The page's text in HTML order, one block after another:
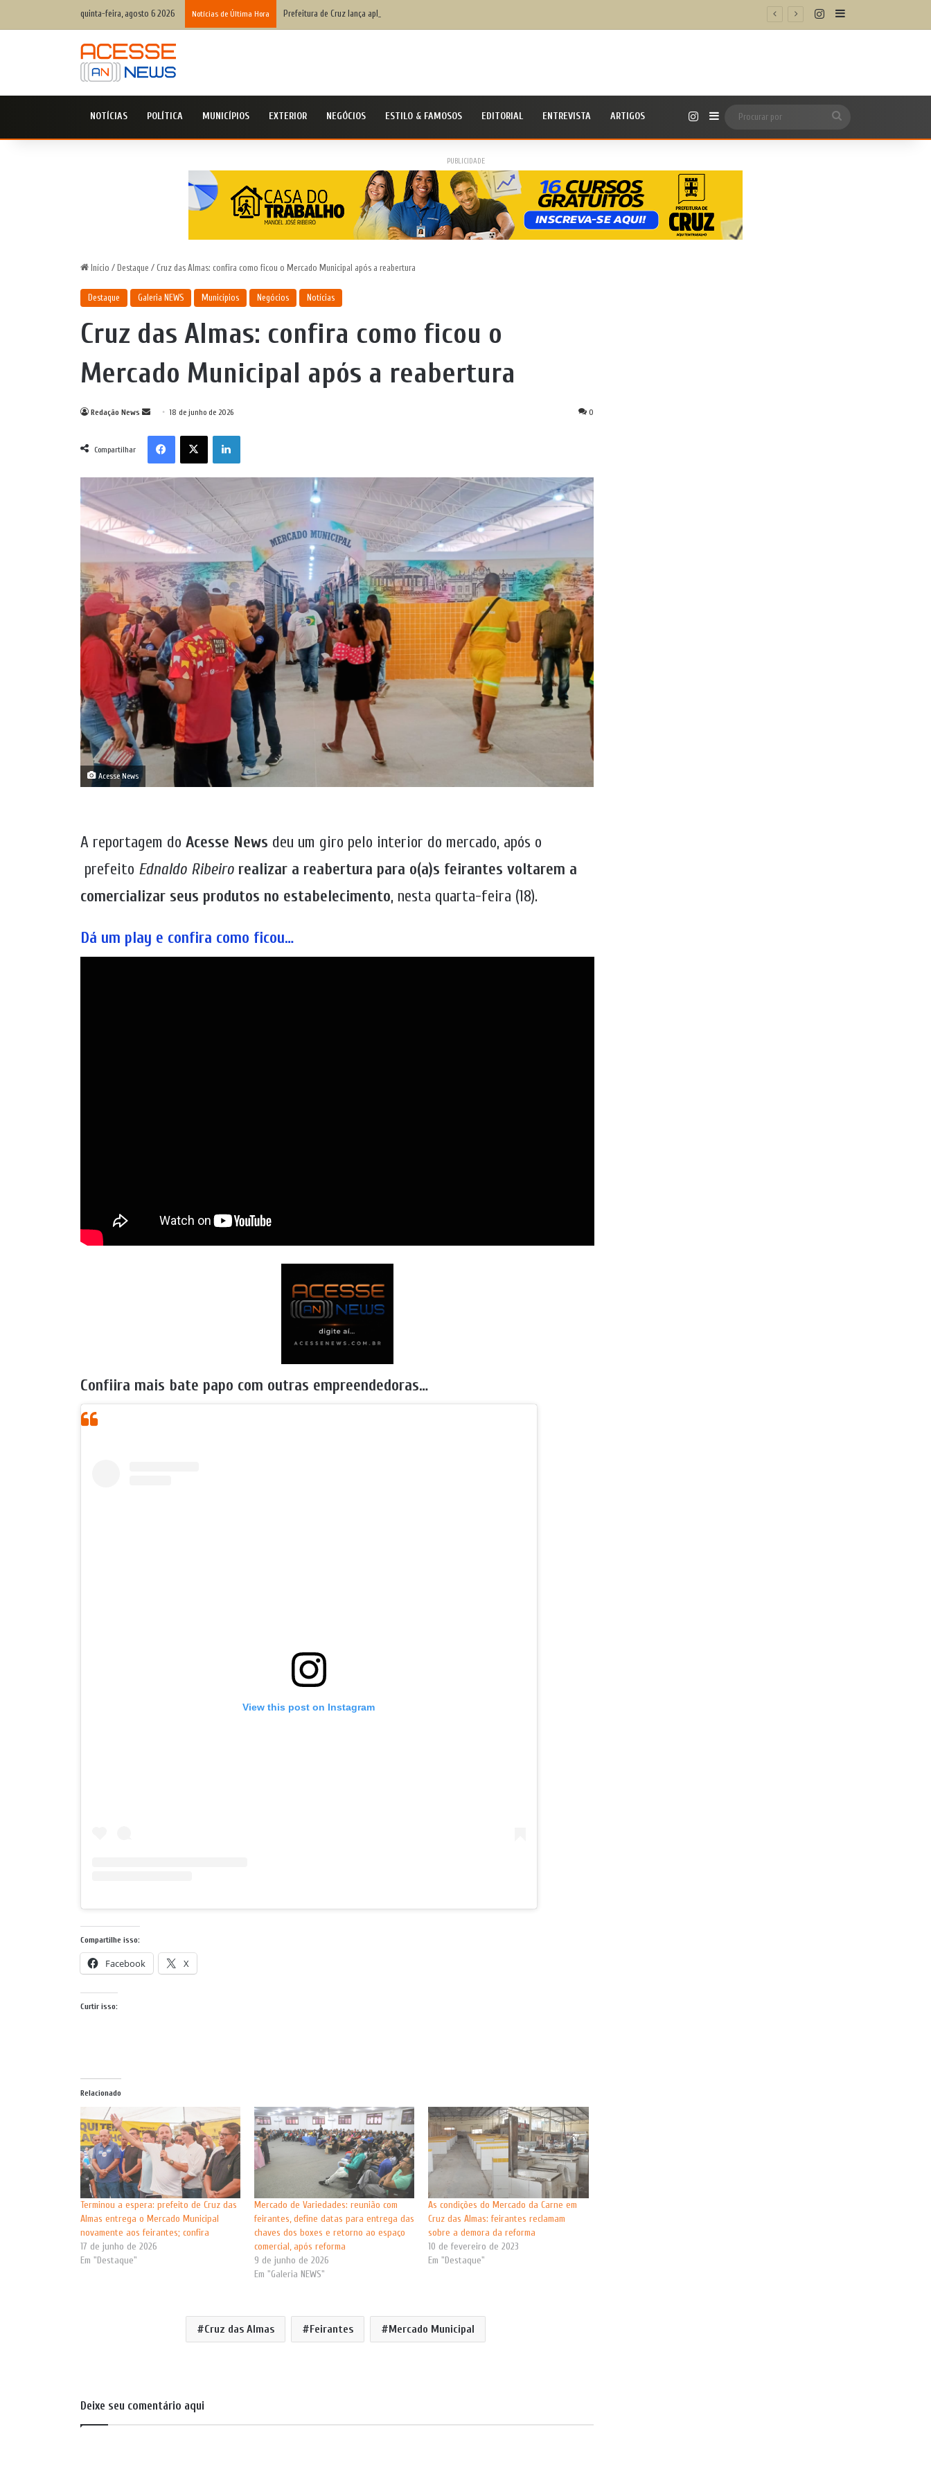
quinta-feira, agosto 6 2026 Notícias de Última Hora Prefeitura de Cruz lança aplicativo Fala Cruz para aproximar ainda mais a populaçãoda gestão municipal InstagramBarra Lateral
NOTÍCIAS POLÍTICA MUNICÍPIOS EXTERIOR NEGÓCIOS ESTILO & FAMOSOS EDITORIAL ENTREVISTA ARTIGOS InstagramBarra Lateral
por
PUBLICIDADE
Início / Destaque / Cruz das Almas: confira como ficou o Mercado Municipal após a reabertura
Destaque Galeria NEWS Municípios Negócios Notícias
Cruz das Almas: confira como ficou o
Mercado Municipal após a reabertura
Redação News
Mande
mail
18 de junho de 2026 0
Compartilhar
FacebookX Linkedin
Acesse News
A reportagem do Acesse News deu um giro pelo interior do mercado, após o
prefeito Ednaldo Ribeiro realizar a reabertura para o(a)s feirantes voltarem a
comercializar seus produtos no estabelecimento, nesta quarta-feira (18).
Dá um play e confira como ficou…
Confiira mais bate papo com outras empreendedoras…
View this post on Instagram
Compartilhe isso:
Facebook X
Curtir isso:
Relacionado
Terminou a espera: prefeito de Cruz das
Almas entrega o Mercado Municipal
novamente aos feirantes; confira
17 de junho de 2026
Em "Destaque"
Mercado de Variedades: reunião com
feirantes, define datas para entrega das
chaves dos boxes e retorno ao espaço
comercial, após reforma
9 de junho de 2026
Em "Galeria NEWS"
As condições do Mercado da Carne em
Cruz das Almas: feirantes reclamam
sobre a demora da reforma
10 de fevereiro de 2023
Em "Destaque"
Cruz das Almas Feirantes Mercado Municipal
Deixe seu comentário aqui